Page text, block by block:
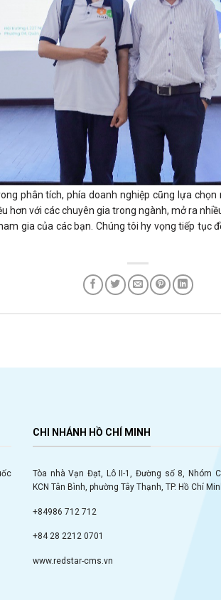
phân tích, phía doanh nghiệp cũng lựa
hơn với các chuyên gia trong ngành, mở ra
gia của các bạn. Chúng tôi hy vọng tiếp tục
CHI NHÁNH HỒ CHÍ MINH
Tòa nhà Vạn Đạt, Lô II-1, Đường số 8, Nhóm
KCN Tân Bình, phường Tây Thạnh, TP. Hồ Chí
+84986 712 712
+84 28 2212 0701
www.redstar-cms.vn